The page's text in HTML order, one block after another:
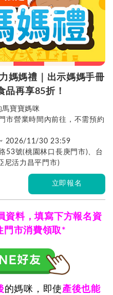
媽媽禮｜出示媽媽手冊
品再享85折！
寶寶媽咪
市營業時間內前往，不需預約
2026/11/30 23:59
53號(桃園林口長庚門市)、台
尼活力昌平門市)
立即報名
資料，填寫下方報名資
門市消費領取*
的媽咪，即使 產後也能